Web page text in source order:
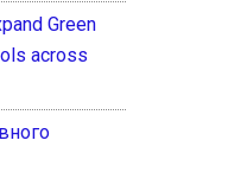
Green
across